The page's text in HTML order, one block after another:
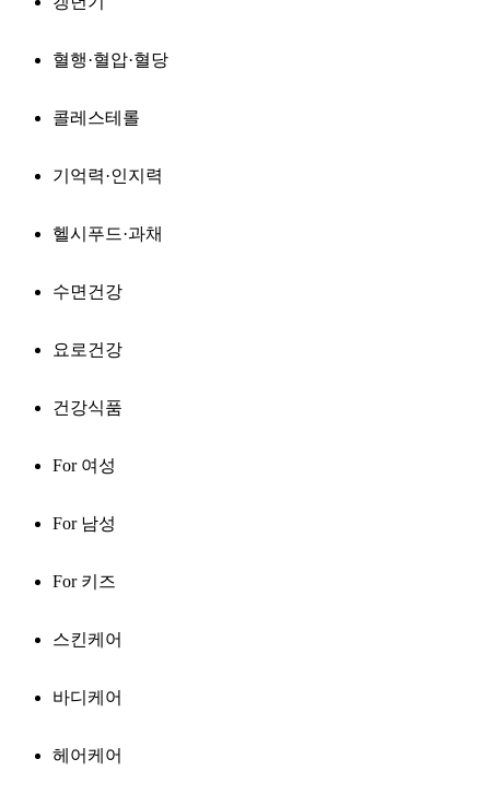
혈행·혈압·혈당
콜레스테롤
기억력·인지력
헬시푸드·과채
수면건강
요로건강
건강식품
For 여성
For 남성
For 키즈
스킨케어
바디케어
헤어케어